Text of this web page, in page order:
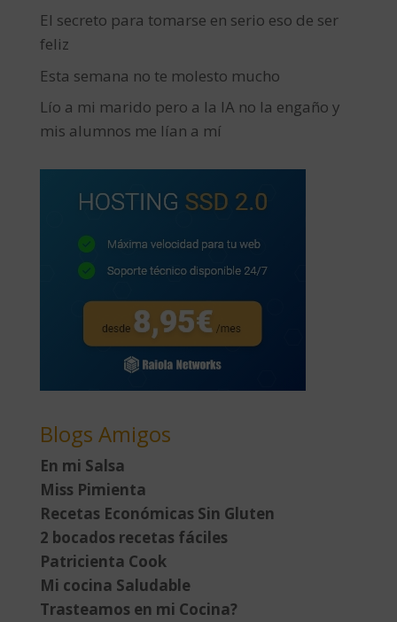
El secreto para tomarse en serio eso de ser
feliz
Esta semana no te molesto mucho
Lío a mi marido pero a la IA no la engaño y
mis alumnos me lían a mí
Blogs Amigos
En mi Salsa
Miss Pimienta
Recetas Económicas Sin Gluten
2 bocados recetas fáciles
Patricienta Cook
Mi cocina Saludable
Trasteamos en mi Cocina?